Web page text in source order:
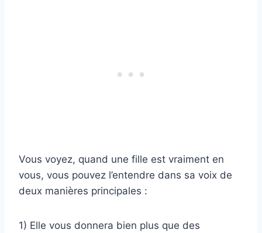
Vous voyez, quand une fille est vraiment en
vous, vous pouvez l’entendre dans sa voix de
deux manières principales :
1) Elle vous donnera bien plus que des